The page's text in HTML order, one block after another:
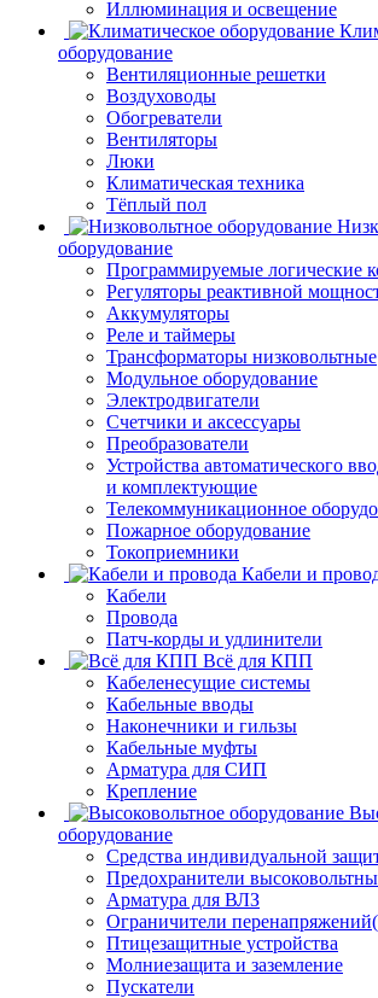
Иллюминация и освещение
оборудование
Вентиляционные решетки
Воздуховоды
Обогреватели
Вентиляторы
Люки
Климатическая техника
Тёплый пол
оборудование
Программируемые логические
Регуляторы реактивной
Аккумуляторы
Реле и таймеры
Трансформаторы низковольтные
Модульное оборудование
Электродвигатели
Счетчики и аксессуары
Преобразователи
Устройства автоматического
и комплектующие
Телекоммуникационное
Пожарное оборудование
Токоприемники
Кабели и
Кабели
Провода
Патч-корды и удлинители
Всё для КПП
Кабеленесущие системы
Кабельные вводы
Наконечники и гильзы
Кабельные муфты
Арматура для СИП
Крепление
оборудование
Средства индивидуальной
Предохранители
Арматура для ВЛЗ
Ограничители
Птицезащитные устройства
Молниезащита и заземление
Пускатели